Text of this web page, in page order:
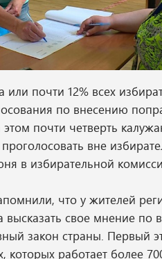
почти 12% всех
по внесению
почти четверть
вне
в избирательной
что у жителей
высказать свое мнение по
закон страны. Первый
которых работает более